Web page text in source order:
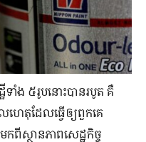
ាំង ៥រូបនោះបានរបូត គឺ
េតុដែលធ្វើឲ្យពួកគេ
ពីស្ថានភាពសេដ្ឋកិច្ច